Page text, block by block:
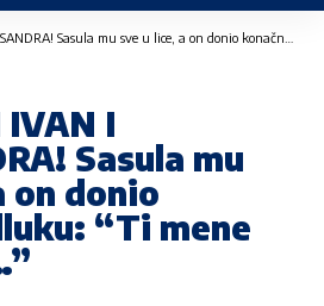
mu sve u lice, a on donio konačnu odluku: “Ti mene ponižavaš…”
IVAN I
Sasula mu
on donio
“Ti mene